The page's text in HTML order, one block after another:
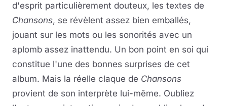
d'esprit particulièrement douteux, les textes de
Chansons, se révèlent assez bien emballés,
jouant sur les mots ou les sonorités avec un
aplomb assez inattendu. Un bon point en soi qui
constitue l'une des bonnes surprises de cet
album. Mais la réelle claque de Chansons
provient de son interprète lui-même. Oubliez